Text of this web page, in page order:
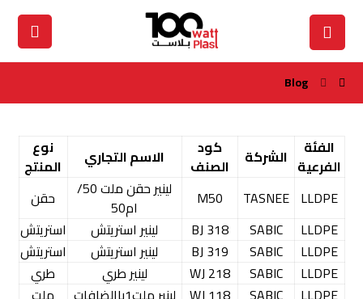
Blog
الفئة
الفرعية الشركة
كود
الصنف
الاسم التجاري
نوع
المنتج
LLDPE
TASNEE
M50
لينير حقن ملت 50/
ام50
حقن
LLDPE
SABIC
318 BJ لينير استريتش
استريتش
LLDPE
SABIC
319 BJ لينير استريتش
استريتش
LLDPE
SABIC
218 WJ لينير طري
طري